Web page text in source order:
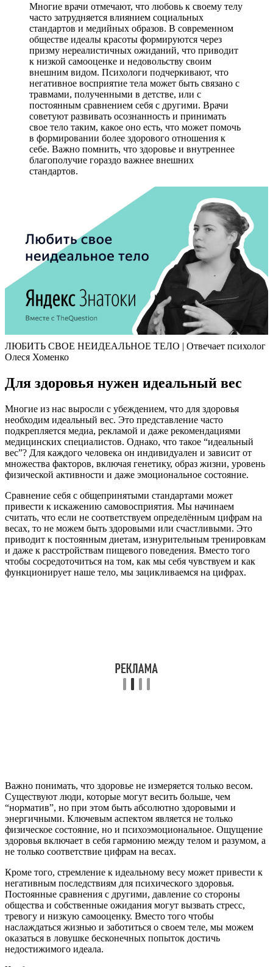
Многие врачи отмечают, что любовь к своему телу
часто затрудняется влиянием социальных
стандартов и медийных образов. В современном
обществе идеалы красоты формируются через
призму нереалистичных ожиданий, что приводит
к низкой самооценке и недовольству своим
внешним видом. Психологи подчеркивают, что
негативное восприятие тела может быть связано с
травмами, полученными в детстве, или с
постоянным сравнением себя с другими. Врачи
советуют развивать осознанность и принимать
свое тело таким, какое оно есть, что может помочь
в формировании более здорового отношения к
себе. Важно помнить, что здоровье и внутреннее
благополучие гораздо важнее внешних
стандартов.
ЛЮБИТЬ СВОЕ НЕИДЕАЛЬНОЕ ТЕЛО | Отвечает психолог
Олеся Хоменко
Для здоровья нужен идеальный вес
Многие из нас выросли с убеждением, что для здоровья
необходим идеальный вес. Это представление часто
подкрепляется медиа, рекламой и даже рекомендациями
медицинских специалистов. Однако, что такое “идеальный
вес”? Для каждого человека он индивидуален и зависит от
множества факторов, включая генетику, образ жизни, уровень
физической активности и даже эмоциональное состояние.
Сравнение себя с общепринятыми стандартами может
привести к искажению самовосприятия. Мы начинаем
считать, что если не соответствуем определённым цифрам на
весах, то не можем быть здоровыми или счастливыми. Это
приводит к постоянным диетам, изнурительным тренировкам
и даже к расстройствам пищевого поведения. Вместо того
чтобы сосредоточиться на том, как мы себя чувствуем и как
функционирует наше тело, мы зацикливаемся на цифрах.
Важно понимать, что здоровье не измеряется только весом.
Существуют люди, которые могут весить больше, чем
“норматив”, но при этом быть абсолютно здоровыми и
энергичными. Ключевым аспектом является не только
физическое состояние, но и психоэмоциональное. Ощущение
здоровья включает в себя гармонию между телом и разумом, а
не только соответствие цифрам на весах.
Кроме того, стремление к идеальному весу может привести к
негативным последствиям для психического здоровья.
Постоянные сравнения с другими, давление со стороны
общества и собственные ожидания могут вызвать стресс,
тревогу и низкую самооценку. Вместо того чтобы
наслаждаться жизнью и заботиться о своем теле, мы можем
оказаться в ловушке бесконечных попыток достичь
недостижимого идеала.